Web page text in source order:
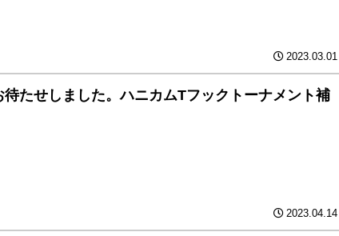
2023.03.01
たせしました。ハニカムTフックトーナメント補
2023.04.14